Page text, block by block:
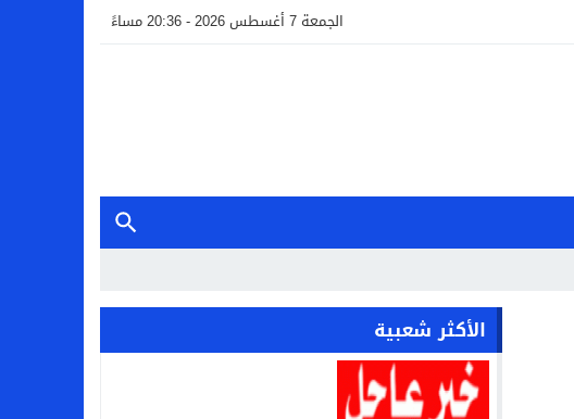
الجمعة 7 أغسطس 2026 - 20:36 مساءً
الأكثر شعبية